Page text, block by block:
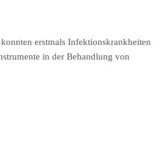
erstmals Infektionskrankheiten
in der Behandlung von